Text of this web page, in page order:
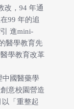
改，94 年通
99 年的追
進mini-
醫學教育先
學教育改革
中國醫藥學
意校園營造
「重整起